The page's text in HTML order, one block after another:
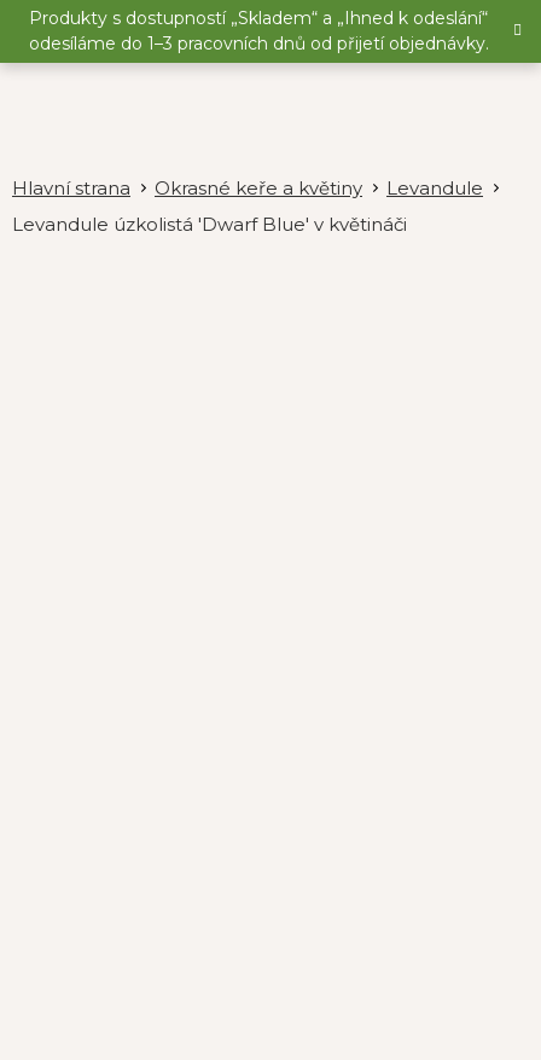
Přejít
obsah
Produkty s dostupností „Skladem“ a „Ihned k odeslání“
odesíláme do 1–3 pracovních dnů od přijetí objednávky.
Okrasné keře a květiny
Levandule
Levandule úzkolistá 'Dwarf Blue' v květináči